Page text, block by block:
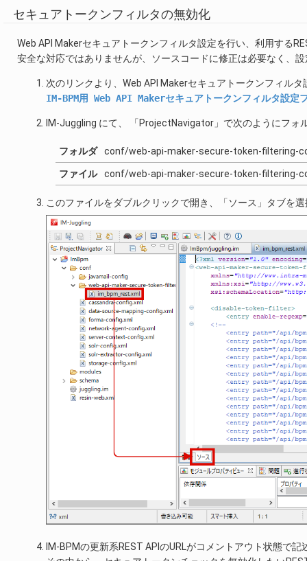
セキュアトークンフィルタの無効化
Web API Makerセキュアトークンフィルタ設定を行い、利用する
安全な対応ではありませんが、ソースコードに修正は必要なく、
次のリンクより、Web API Makerセキュアトークンフィル
IM-BPM用
Web API Makerセキュアトークンフィルタ設定
IM-Juggling にて、 「ProjectNavigator」で次のようにフ
フォルダ conf/web-api-maker-secure-token-filtering-
ファイル conf/web-api-maker-secure-token-filtering-
このファイルをダブルクリックで開き、「ソース」タブを
IM-BPMの更新系REST APIのURLがコメントアウト状態で記